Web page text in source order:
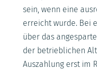
sein, wenn eine
erreicht wurde. Bei
über das
der betrieblichen
Auszahlung erst im